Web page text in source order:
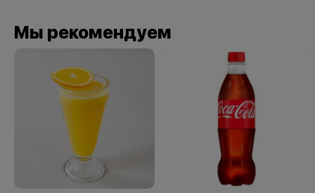
Мы рекомендуем